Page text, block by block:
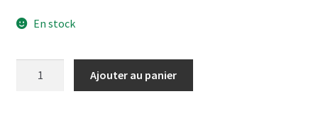
En stock
Ajouter au panier